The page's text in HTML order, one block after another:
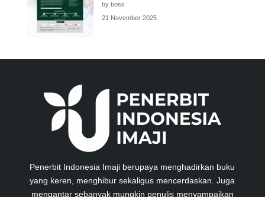
by boss
21 November 2025
Penerbit Indonesia Imaji berupaya menghadirkan buku
yang keren, menghibur sekaligus mencerdaskan. Juga
mengantar sebanyak mungkin penulis menyampaikan